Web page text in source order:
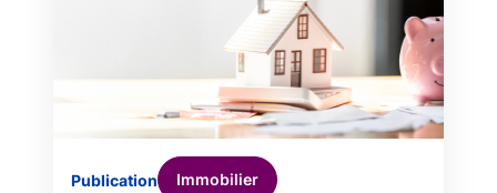
Publication Immobilier